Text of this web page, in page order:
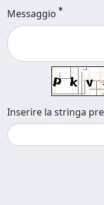
Messaggio
Inserire la stringa